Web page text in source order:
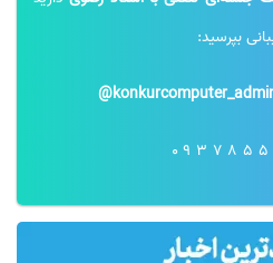
بپرسید: